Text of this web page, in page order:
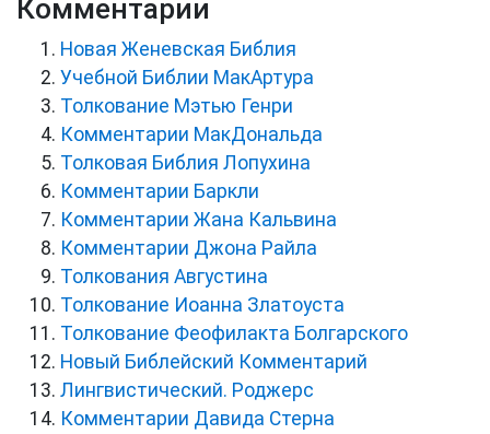
Комментарии
Новая Женевская Библия
Учебной Библии МакАртура
Толкование Мэтью Генри
Комментарии МакДональда
Толковая Библия Лопухина
Комментарии Баркли
Комментарии Жана Кальвина
Комментарии Джона Райла
Толкования Августина
Толкование Иоанна Златоуста
Толкование Феофилакта Болгарского
Новый Библейский Комментарий
Лингвистический. Роджерс
Комментарии Давида Стерна